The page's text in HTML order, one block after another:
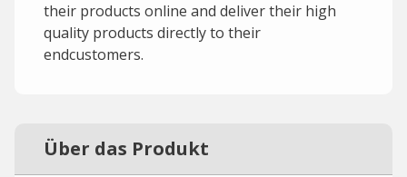
their products online and deliver their high
quality products directly to their
endcustomers.
Über das Produkt